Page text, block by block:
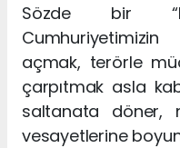
Sözde bir
açmak, terörle
çarpıtmak asla
saltanata döner,
vesayetlerine